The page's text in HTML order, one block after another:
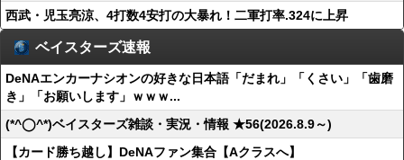
西武・児玉亮涼、4打数4安打の大暴れ！二軍打率.324に上昇
ベイスターズ速報
DeNAエンカーナシオンの好きな日本語「だまれ」「くさい」「歯磨
き」「お願いします」ｗｗｗ...
(*^◯^*)ベイスターズ雑談・実況・情報 ★56(2026.8.9～)
【カード勝ち越し】DeNAファン集合【Aクラスへ】